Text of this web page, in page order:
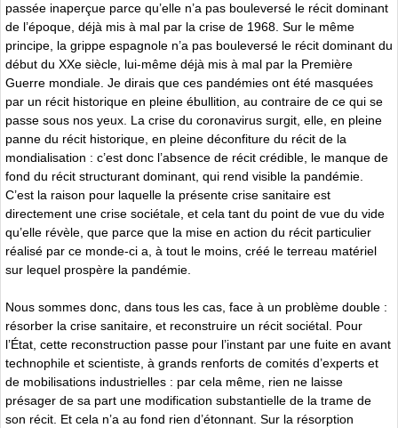
passée inaperçue parce qu’elle n’a pas bouleversé le récit dominant
de l’époque, déjà mis à mal par la crise de 1968. Sur le même
principe, la grippe espagnole n’a pas bouleversé le récit dominant du
début du XXe siècle, lui-même déjà mis à mal par la Première
Guerre mondiale. Je dirais que ces pandémies ont été masquées
par un récit historique en pleine ébullition, au contraire de ce qui se
passe sous nos yeux. La crise du coronavirus surgit, elle, en pleine
panne du récit historique, en pleine déconfiture du récit de la
mondialisation : c’est donc l’absence de récit crédible, le manque de
fond du récit structurant dominant, qui rend visible la pandémie.
C’est la raison pour laquelle la présente crise sanitaire est
directement une crise sociétale, et cela tant du point de vue du vide
qu’elle révèle, que parce que la mise en action du récit particulier
réalisé par ce monde-ci a, à tout le moins, créé le terreau matériel
sur lequel prospère la pandémie.
Nous sommes donc, dans tous les cas, face à un problème double :
résorber la crise sanitaire, et reconstruire un récit sociétal. Pour
l’État, cette reconstruction passe pour l’instant par une fuite en avant
technophile et scientiste, à grands renforts de comités d’experts et
de mobilisations industrielles : par cela même, rien ne laisse
présager de sa part une modification substantielle de la trame de
son récit. Et cela n’a au fond rien d’étonnant. Sur la résorption